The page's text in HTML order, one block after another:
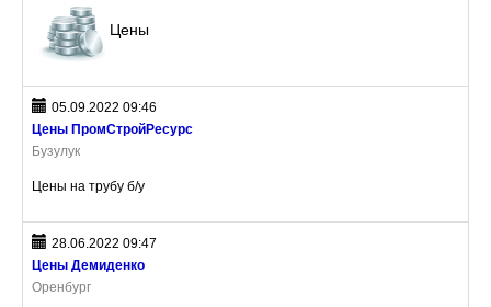
Цены
05.09.2022 09:46
Цены ПромСтройРесурс
Бузулук
Цены на трубу б/у
28.06.2022 09:47
Цены Демиденко
Оренбург